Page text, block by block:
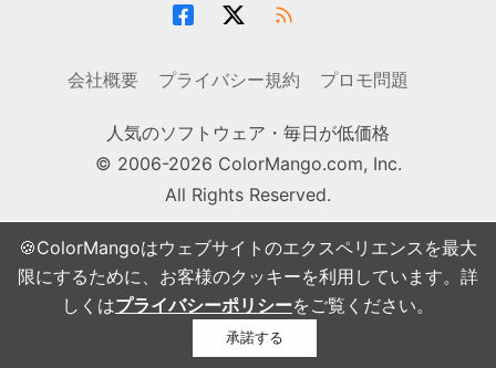
🍪ColorMangoはウェブサイトのエクスペリエンスを最大
限にするために、お客様のクッキーを利用しています。詳
しくはプライバシーポリシーをご覧ください。
承諾する
会社概要 プライバシー規約 プロモ問題
人気のソフトウェア・毎日が低価格
© 2006-2026 ColorMango.com, Inc.
All Rights Reserved.